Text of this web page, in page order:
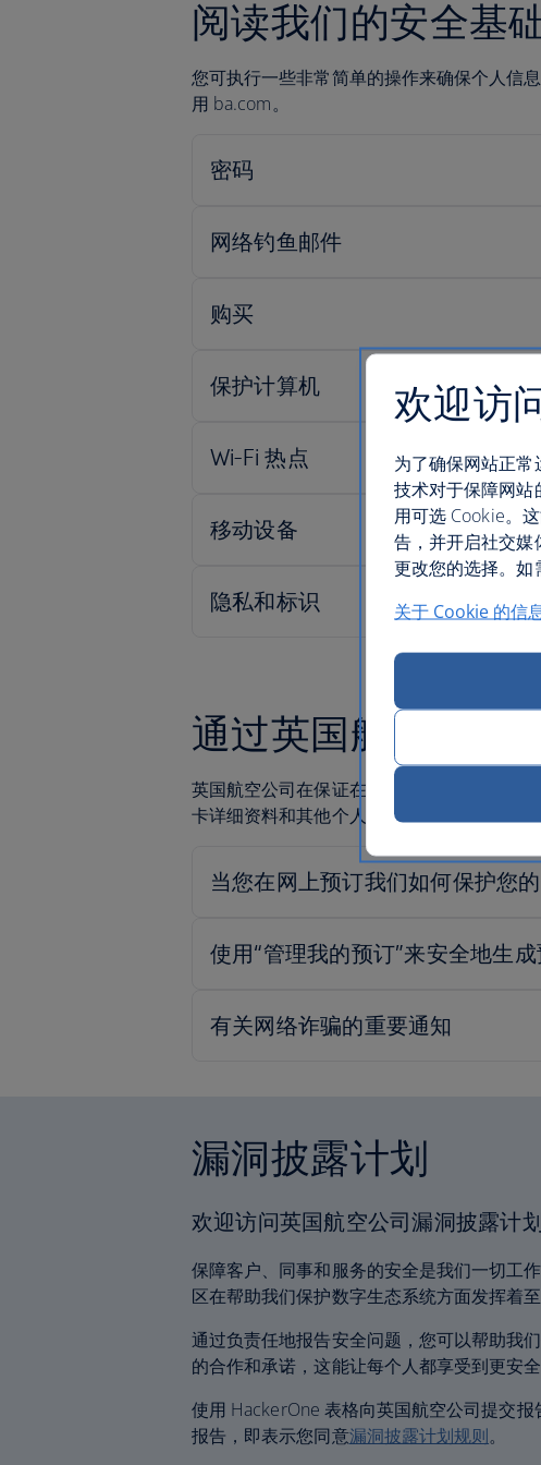
阅读我们的安全基
您可执行一些非常简单的操作来确保个人信
用 ba.com。
通过英国航空在线
英国航空公司在保证在线支付的安全时，会
卡详细资料和其他个人信息的安全。
漏洞披露计划
欢迎访问英国航空公司漏洞披露计划
保障客户、同事和服务的安全是我们一切工
区在帮助我们保护数字生态系统方面发挥着至
通过负责任地报告安全问题，您可以帮助我
的合作和承诺，这能让每个人都享受到更安全
使用 HackerOne 表格向英国航空公司提交
报告，即表示您同意漏洞披露计划规则。
欢迎访
为了确保网站正
技术对于保障网站
用可选 Cookie。
告，并开启社交媒
更改您的选择。如
关于 Cookie 的信